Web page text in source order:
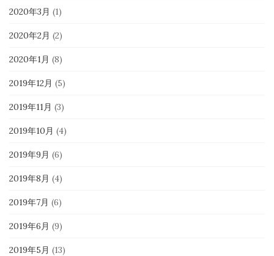
2020年3月 (1)
2020年2月 (2)
2020年1月 (8)
2019年12月 (5)
2019年11月 (3)
2019年10月 (4)
2019年9月 (6)
2019年8月 (4)
2019年7月 (6)
2019年6月 (9)
2019年5月 (13)